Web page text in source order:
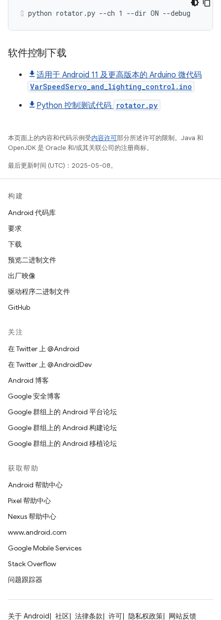
软件控制下载
适用于 Android 11 及更高版本的 Arduino 微代码
VarSpeedServo_and_lighting_control.ino
Python 控制测试代码 rotator.py
本页面上的内容和代码示例受内容许可部分所述许可的限制。Java 和
OpenJDK 是 Oracle 和/或其关联公司的注册商标。
最后更新时间 (UTC)：2025-05-08。
构建
Android 代码库
要求
下载
预览二进制文件
出厂映像
驱动程序二进制文件
GitHub
关注
在 Twitter 上 @Android
在 Twitter 上 @AndroidDev
Android 博客
Google 安全博客
Google 群组上的 Android 平台论坛
Google 群组上的 Android 构建论坛
Google 群组上的 Android 移植论坛
获取帮助
Android 帮助中心
Pixel 帮助中心
Nexus 帮助中心
www.android.com
Google Mobile Services
Stack Overflow
问题跟踪器
关于 Android 社区 法律条款 许可 隐私权政策 网站反馈